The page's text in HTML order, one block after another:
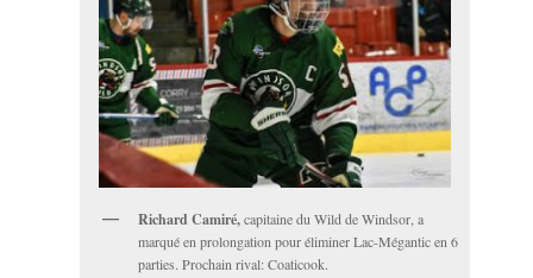
Richard Camiré,capitaine du Wild de Windsor, a
marqué en prolongation pour éliminer Lac-Mégantic en 6
parties. Prochain rival: Coaticook.